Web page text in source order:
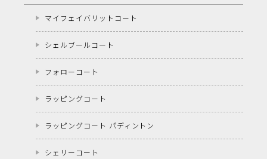
マイフェイバリットコート
シェルブールコート
フォローコート
ラッピングコート
ラッピングコート パディントン
シェリーコート